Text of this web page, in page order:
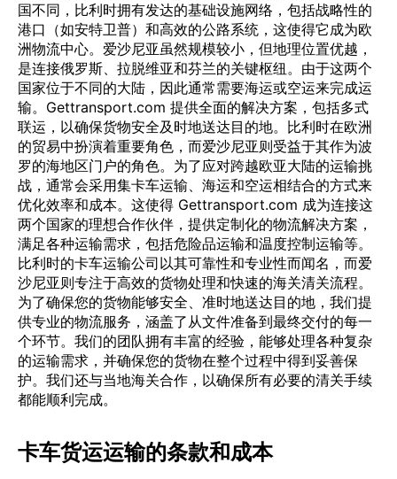
国不同，比利时拥有发达的基础设施网络，包括战略性的
港口（如安特卫普）和高效的公路系统，这使得它成为欧
洲物流中心。爱沙尼亚虽然规模较小，但地理位置优越，
是连接俄罗斯、拉脱维亚和芬兰的关键枢纽。由于这两个
国家位于不同的大陆，因此通常需要海运或空运来完成运
输。Gettransport.com 提供全面的解决方案，包括多式
联运，以确保货物安全及时地送达目的地。比利时在欧洲
的贸易中扮演着重要角色，而爱沙尼亚则受益于其作为波
罗的海地区门户的角色。为了应对跨越欧亚大陆的运输挑
战，通常会采用集卡车运输、海运和空运相结合的方式来
优化效率和成本。这使得 Gettransport.com 成为连接这
两个国家的理想合作伙伴，提供定制化的物流解决方案，
满足各种运输需求，包括危险品运输和温度控制运输等。
比利时的卡车运输公司以其可靠性和专业性而闻名，而爱
沙尼亚则专注于高效的货物处理和快速的海关清关流程。
为了确保您的货物能够安全、准时地送达目的地，我们提
供专业的物流服务，涵盖了从文件准备到最终交付的每一
个环节。我们的团队拥有丰富的经验，能够处理各种复杂
的运输需求，并确保您的货物在整个过程中得到妥善保
护。我们还与当地海关合作，以确保所有必要的清关手续
都能顺利完成。
卡车货运运输的条款和成本